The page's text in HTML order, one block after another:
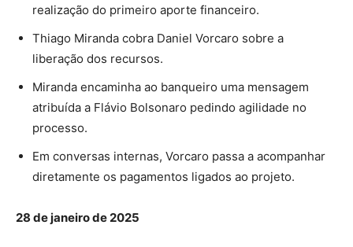
realização do primeiro aporte financeiro.
Thiago Miranda cobra Daniel Vorcaro sobre a
liberação dos recursos.
Miranda encaminha ao banqueiro uma mensagem
atribuída a Flávio Bolsonaro pedindo agilidade no
processo.
Em conversas internas, Vorcaro passa a acompanhar
diretamente os pagamentos ligados ao projeto.
28 de janeiro de 2025